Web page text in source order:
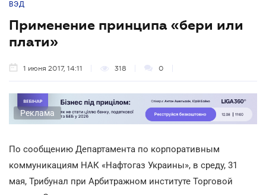
ВЭД
Применение принципа «бери или
плати»
1 июня 2017, 14:11 318 0
Реклама
По сообщению Департамента по корпоративным
коммуникациям НАК «Нафтогаз Украины», в среду, 31
мая, Трибунал при Арбитражном институте Торговой